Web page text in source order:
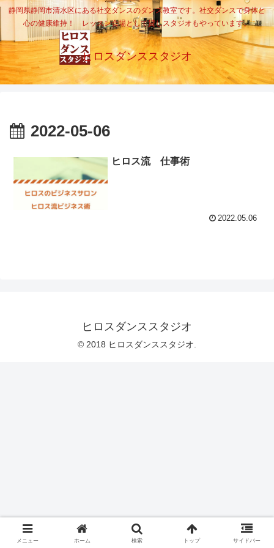
静岡県静岡市清水区にある社交ダンスのダンス教室です。社交ダンスで身体と
心の健康維持！ レッスン会場として貸しスタジオもやっています。
ヒロスダンススタジオ
2022-05-06
ヒロス流 仕事術
2022.05.06
ヒロスダンススタジオ
© 2018 ヒロスダンススタジオ.
メニュー ホーム 検索 トップ サイドバー